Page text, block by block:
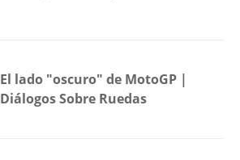
El lado "oscuro" de MotoGP |
Diálogos Sobre Ruedas